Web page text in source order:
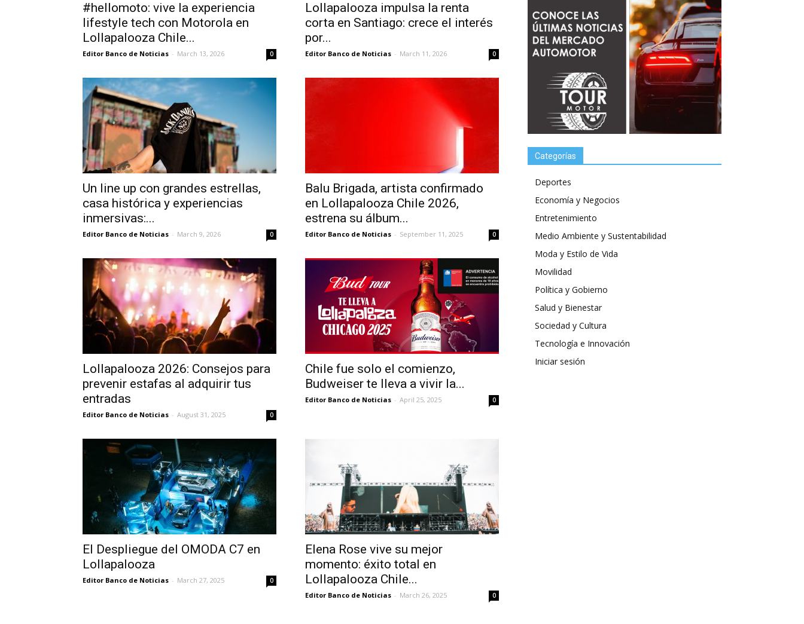
#hellomoto: vive la experiencia
lifestyle tech con Motorola en
Lollapalooza Chile...
Editor Banco de Noticias - March 13, 2026 0
Lollapalooza impulsa la renta
corta en Santiago: crece el interés
por...
Editor Banco de Noticias - March 11, 2026 0
Un line up con grandes estrellas,
casa histórica y experiencias
inmersivas:...
Editor Banco de Noticias - March 9, 2026 0
Balu Brigada, artista confirmado
en Lollapalooza Chile 2026,
estrena su álbum...
Editor Banco de Noticias - September 11, 2025 0
Lollapalooza 2026: Consejos para
prevenir estafas al adquirir tus
entradas
Editor Banco de Noticias - August 31, 2025 0
Chile fue solo el comienzo,
Budweiser te lleva a vivir la...
Editor Banco de Noticias - April 25, 2025 0
El Despliegue del OMODA C7 en
Lollapalooza
Editor Banco de Noticias - March 27, 2025 0
Elena Rose vive su mejor
momento: éxito total en
Lollapalooza Chile...
Editor Banco de Noticias - March 26, 2025 0
Categorías
Deportes
Economía y Negocios
Entretenimiento
Medio Ambiente y Sustentabilidad
Moda y Estilo de Vida
Movilidad
Política y Gobierno
Salud y Bienestar
Sociedad y Cultura
Tecnología e Innovación
Iniciar sesión